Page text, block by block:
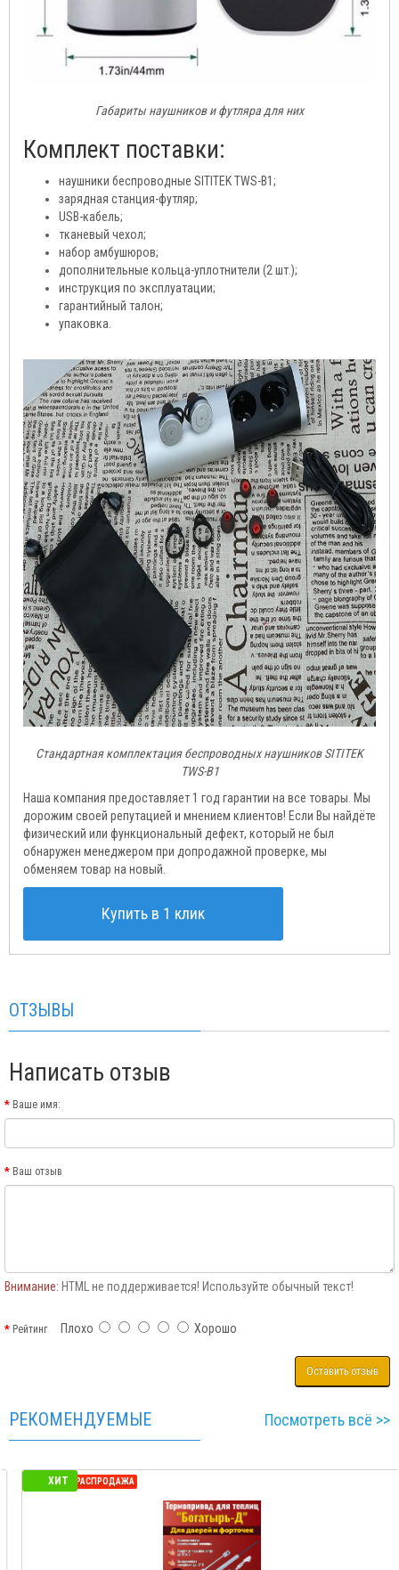
Габариты наушников и футляра для них
Комплект поставки:
наушники беспроводные SITITEK TWS-B1;
зарядная станция-футляр;
USB-кабель;
тканевый чехол;
набор амбушюров;
дополнительные кольца-уплотнители (2 шт.);
инструкция по эксплуатации;
гарантийный талон;
упаковка.
Стандартная комплектация беспроводных наушников SITITEK
TWS-B1
Наша компания предоставляет 1 год гарантии на все товары. Мы
дорожим своей репутацией и мнением клиентов! Если Вы найдёте
физический или функциональный дефект, который не был
обнаружен менеджером при допродажной проверке, мы
обменяем товар на новый.
Купить в 1 клик
ОТЗЫВЫ
Написать отзыв
Ваше имя:
Ваш отзыв
Внимание: HTML не поддерживается! Используйте обычный текст!
РейтингПлохо Хорошо
Оставить отзыв
РЕКОМЕНДУЕМЫЕ Посмотреть всё >>
ХИТ
СЕЗОННАЯ РАСПРОДАЖА